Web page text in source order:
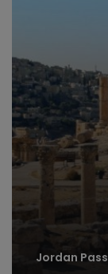
Jordan Pass